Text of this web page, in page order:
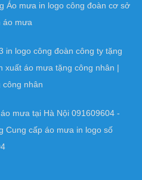
Áo mưa in logo công đoàn cơ sở
áo mưa
in logo công đoàn công ty tặng
xuất áo mưa tặng công nhân |
nhân
mưa tại Hà Nội 091609604 -
Cung cấp áo mưa in logo số